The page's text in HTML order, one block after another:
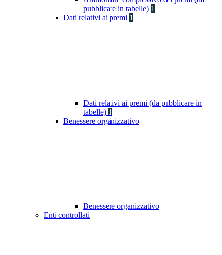
pubblicare in tabelle) 1
Dati relativi ai premi 1
Dati relativi ai premi (da pubblicare in
tabelle) 1
Benessere organizzativo
Benessere organizzativo
Enti controllati